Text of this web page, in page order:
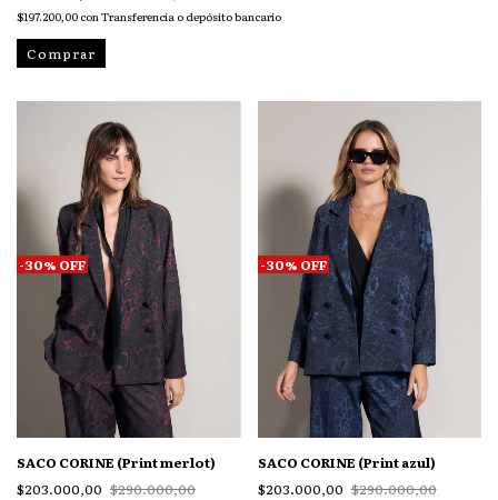
$197.200,00 conTransferencia o depósito bancario
Comprar
-30% OFF
SACO CORINE (Print merlot)
$203.000,00 $290.000,00
-30% OFF
SACO CORINE (Print azul)
$203.000,00 $290.000,00